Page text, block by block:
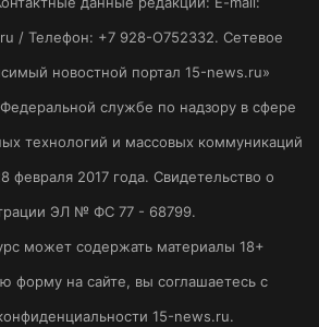
/ Телефон: +7 928-O752332. Сетевое
новостной портал 15-news.ru»
службе по надзору в сфере
технологий и массовых коммуникаций
февраля 2017 года. Свидетельство о
ЭЛ № ФС 77 - 68799.
может содержать материалы 18+
форму на сайте, вы соглашаетесь с
15-news.ru.